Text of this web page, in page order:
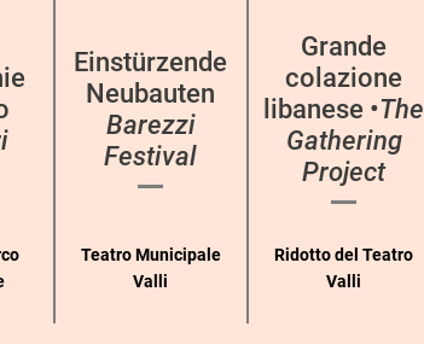
Einstürzende
Neubauten
Barezzi
Festival
Teatro Municipale
Valli
Grande
colazione
libanese •The
Gathering
Project
Ridotto del Teatro
Valli